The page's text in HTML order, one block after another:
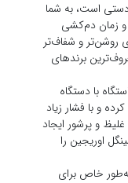
در خانه
از آسیاب
پرس از آسیاب
تأثیر زیادی بر
طعم آن دارد. برای بهترین نتیجه، دمای آب باید بین 90 تا 96
باعث سوختن
عصاره کافی را